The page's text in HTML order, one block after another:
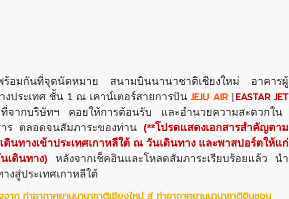
ร้อมกันที่จุดนัดหมาย สนามบินนานาชาติเชียงใหม่ อาคารผู้
งประเทศ ชั้น 1 ณ เคาน์เตอร์สายการบินJEJU AIR |EASTAR JET
ที่จากบริษัทฯ คอยให้การต้อนรับ และอำนวยความสะดวกใน
าร ตลอดจนสัมภาระของท่าน (**โปรดแสดงเอกสารสำคัญตาม
ดินทางเข้าประเทศเกาหลีใต้ ณ วันเดินทาง และพาสปอร์ตให้แก่
เดินทาง) หลังจากเช็คอินและโหลดสัมภาระเรียบร้อยแล้ว นำ
งสู่ประเทศเกาหลีใต้
าก ท่าอากาศยานนานาชาติเชียงใหม่ สู่ ท่าอากาศยานนานาชาติอินชอน